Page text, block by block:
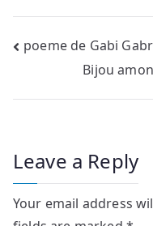
Post
navigation
poeme de Gabi
Bijou
Leave a Reply
Your email address